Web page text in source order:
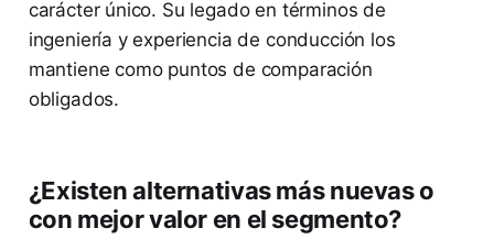
carácter único. Su legado en términos de
ingeniería y experiencia de conducción los
mantiene como puntos de comparación
obligados.
¿Existen alternativas más nuevas o
con mejor valor en el segmento?